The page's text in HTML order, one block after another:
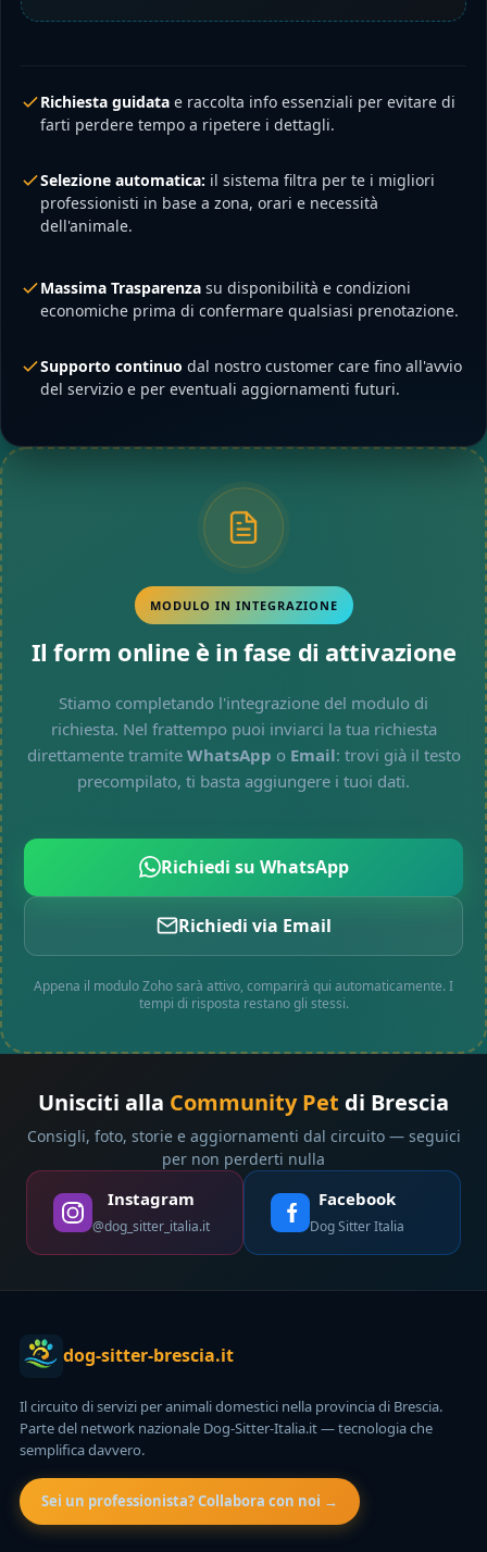
Richiesta guidata e raccolta info essenziali per evitare di
farti perdere tempo a ripetere i dettagli.
Selezione automatica: il sistema filtra per te i migliori
professionisti in base a zona, orari e necessità
dell'animale.
Massima Trasparenza su disponibilità e condizioni
economiche prima di confermare qualsiasi prenotazione.
Supporto continuo dal nostro customer care fino all'avvio
del servizio e per eventuali aggiornamenti futuri.
MODULO IN INTEGRAZIONE
Il form online è in fase di attivazione
Stiamo completando l'integrazione del modulo di
richiesta. Nel frattempo puoi inviarci la tua richiesta
direttamente tramite WhatsApp o Email: trovi già il testo
precompilato, ti basta aggiungere i tuoi dati.
Richiedi su WhatsApp
Richiedi via Email
Appena il modulo Zoho sarà attivo, comparirà qui automaticamente. I
tempi di risposta restano gli stessi.
Unisciti alla Community Pet di Brescia
Consigli, foto, storie e aggiornamenti dal circuito — seguici
per non perderti nulla
Instagram
@dog_sitter_italia.it
Facebook
Dog Sitter Italia
dog-sitter-brescia.it
Il circuito di servizi per animali domestici nella provincia di Brescia.
Parte del network nazionale Dog-Sitter-Italia.it — tecnologia che
semplifica davvero.
Sei un professionista? Collabora con noi →